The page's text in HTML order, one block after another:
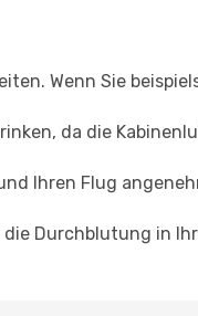
Wenn Sie
da die
Ihren Flug
Durchblutung in